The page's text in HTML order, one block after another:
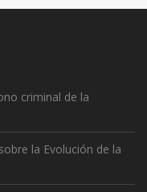
criminal de la
la Evolución de la